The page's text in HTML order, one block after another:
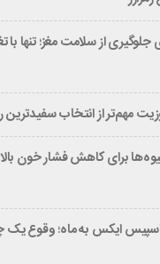
جلوگیری از سلامت مغز؛ تنها
مهم‌تر از انتخاب
برای کاهش فشار خون
ایکس به ماه؛ وقوع